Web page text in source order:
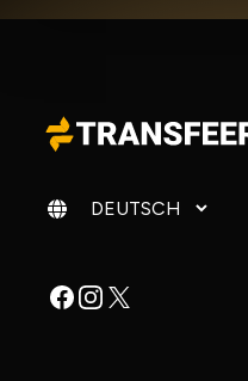
Sprache ändern
Facebook
Instagram
X